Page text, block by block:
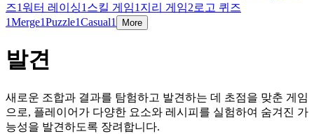
즈1워터 레이싱1 스킬 게임1 지리 게임2로고 퀴즈
1Merge1Puzzle1Casual1 More
발견
새로운 조합과 결과를 탐험하고 발견하는 데 초점을 맞춘 게임
으로, 플레이어가 다양한 요소와 레시피를 실험하여 숨겨진 가
능성을 발견하도록 장려합니다.